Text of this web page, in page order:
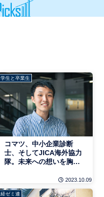
学生と卒業生
コマツ、中小企業診断
士、そしてJICA海外協力
隊。未来への想いを胸に
2023.10.09
経ゼミ連